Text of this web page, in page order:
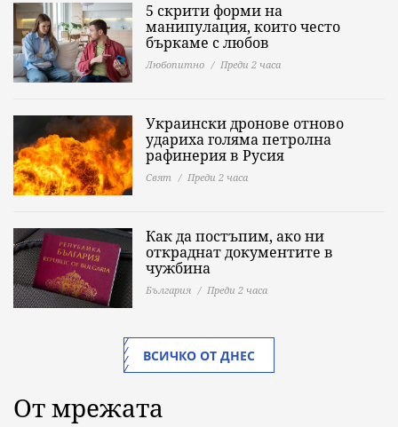
5 скрити форми на
манипулация, които често
бъркаме с любов
Любопитно Преди 2 часа
Украински дронове отново
удариха голяма петролна
рафинерия в Русия
Свят Преди 2 часа
Как да постъпим, ако ни
откраднат документите в
чужбина
България Преди 2 часа
ВСИЧКО ОТ ДНЕС
От мрежата